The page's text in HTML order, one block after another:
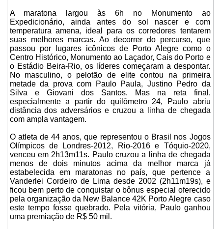
A maratona largou às 6h no Monumento ao
Expedicionário, ainda antes do sol nascer e com
temperatura amena, ideal para os corredores tentarem
suas melhores marcas. Ao decorrer do percurso, que
passou por lugares icônicos de Porto Alegre como o
Centro Histórico, Monumento ao Laçador, Cais do Porto e
o Estádio Beira-Rio, os líderes começaram a despontar.
No masculino, o pelotão de elite contou na primeira
metade da prova com Paulo Paula, Justino Pedro da
Silva e Giovani dos Santos. Mas na reta final,
especialmente a partir do quilômetro 24, Paulo abriu
distância dos adversários e cruzou a linha de chegada
com ampla vantagem.
O atleta de 44 anos, que representou o Brasil nos Jogos
Olímpicos de Londres-2012, Rio-2016 e Tóquio-2020,
venceu em 2h13m11s. Paulo cruzou a linha de chegada
menos de dois minutos acima da melhor marca já
estabelecida em maratonas no país, que pertence a
Vanderlei Cordeiro de Lima desde 2002 (2h11m19s), e
ficou bem perto de conquistar o bônus especial oferecido
pela organização da New Balance 42K Porto Alegre caso
este tempo fosse quebrado. Pela vitória, Paulo ganhou
uma premiação de R$ 50 mil.